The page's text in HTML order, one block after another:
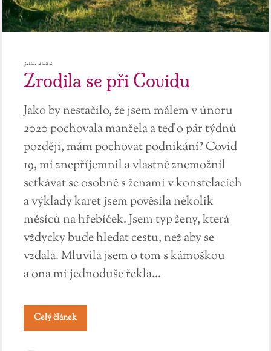
3.10. 2022
Zrodila se při Covidu
Jako by nestačilo, že jsem málem v únoru
2020 pochovala manžela a teď o pár týdnů
později, mám pochovat podnikání? Covid
19, mi znepříjemnil a vlastně znemožnil
setkávat se osobně s ženami v konstelacích
a výklady karet jsem pověsila několik
měsíců na hřebíček. Jsem typ ženy, která
vždycky bude hledat cestu, než aby se
vzdala. Mluvila jsem o tom s kámoškou
a ona mi jednoduše řekla...
Celý článek